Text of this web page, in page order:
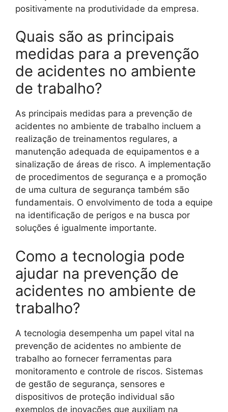
positivamente na produtividade da empresa.
Quais são as principais
medidas para a prevenção
de acidentes no ambiente
de trabalho?
As principais medidas para a prevenção de
acidentes no ambiente de trabalho incluem a
realização de treinamentos regulares, a
manutenção adequada de equipamentos e a
sinalização de áreas de risco. A implementação
de procedimentos de segurança e a promoção
de uma cultura de segurança também são
fundamentais. O envolvimento de toda a equipe
na identificação de perigos e na busca por
soluções é igualmente importante.
Como a tecnologia pode
ajudar na prevenção de
acidentes no ambiente de
trabalho?
A tecnologia desempenha um papel vital na
prevenção de acidentes no ambiente de
trabalho ao fornecer ferramentas para
monitoramento e controle de riscos. Sistemas
de gestão de segurança, sensores e
dispositivos de proteção individual são
exemplos de inovações que auxiliam na